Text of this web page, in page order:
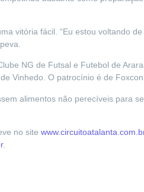
vitória fácil. “Eu estou voltando
NG de Futsal e Futebol de
Vinhedo. O patrocínio é de
alimentos não perecíveis para
no site
.